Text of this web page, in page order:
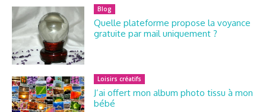
Blog
Quelle plateforme propose la voyance
gratuite par mail uniquement ?
Loisirs créatifs
J’ai offert mon album photo tissu à mon
bébé